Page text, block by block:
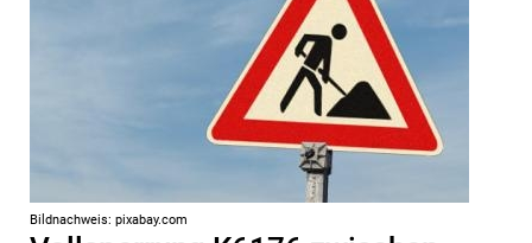
Bildnachweis: pixabay.com